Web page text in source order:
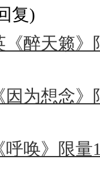
复)
《醉天籁
因为想念
呼唤》限